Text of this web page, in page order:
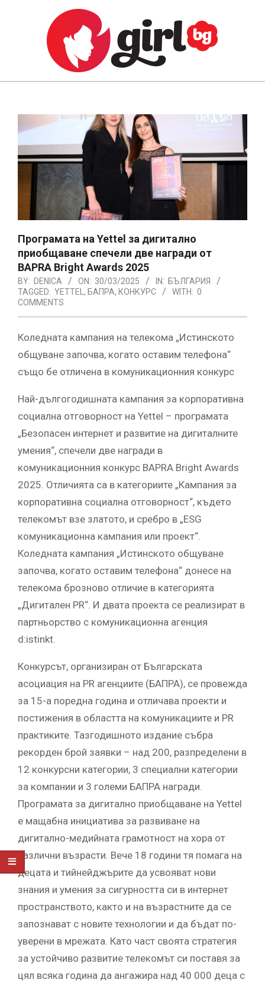
GIRL.BG
Navigation
Menu
Програмата на Yettel за дигитално
приобщаване спечели две награди от
BAPRA Bright Awards 2025
BY: DENICA ON: 30/03/2025 IN: БЪЛГАРИЯ
TAGGED: YETTEL, БАПРА, КОНКУРС WITH: 0
COMMENTS
Коледната кампания на телекома „Истинското
общуване започва, когато оставим телефона“
също бе отличена в комуникационния конкурс
Най-дългогодишната кампания за корпоративна
социална отговорност на Yettel – програмата
„Безопасен интернет и развитие на дигиталните
умения“, спечели две награди в
комуникационния конкурс BAPRA Bright Awards
2025. Отличията са в категориите „Кампания за
корпоративна социална отговорност“, където
телекомът взе златото, и сребро в „ESG
комуникационна кампания или проект“.
Коледната кампания „Истинското общуване
започва, когато оставим телефона“ донесе на
телекома брозново отличие в категорията
„Дигитален PR“. И двата проекта се реализират в
партньорство с комуникационна агенция
d:istinkt.
Конкурсът, организиран от Българската
асоциация на PR агенциите (БАПРА), се провежда
за 15-а поредна година и отличава проекти и
постижения в областта на комуникациите и PR
практиките. Тазгодишното издание събра
рекорден брой заявки – над 200, разпределени в
12 конкурсни категории, 3 специални категории
за компании и 3 големи БАПРА награди.
Програмата за дигитално приобщаване на Yettel
e мащабна инициатива за развиване на
дигитално-медийната грамотност на хора от
различни възрасти. Вече 18 години тя помага на
децата и тийнейджърите да усвояват нови
знания и умения за сигурността си в интернет
пространството, както и на възрастните да се
запознават с новите технологии и да бъдат по-
уверени в мрежата. Като част своята стратегия
за устойчиво развитие телекомът си поставя за
цял всяка година да ангажира над 40 000 деца с